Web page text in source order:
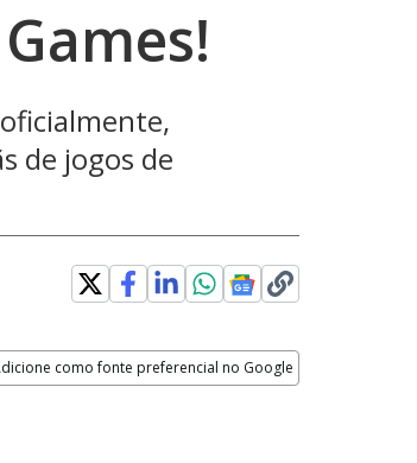
de jogos de
como fonte preferencial no Google